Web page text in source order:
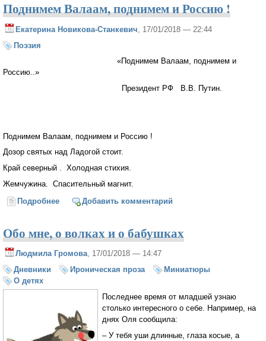
Поднимем Валаам, поднимем и Россию !
Екатерина Новикова-Станкевич , 17/01/2018 — 22:44
Поэзия
«Поднимем Валаам, поднимем и
Россию..»
Президент РФ В.В. Путин.
Поднимем Валаам, поднимем и Россию !
Дозор святых над Ладогой стоит.
Край северный . Холодная стихия.
Жемчужина. Спасительный магнит.
Подробнее о Поднимем Валаам, поднимем и Россию !
Добавить комментарий
Обо мне, о волках и о бабушках
Людмила Громова, 17/01/2018 — 14:47
Дневники
Ироническая проза
Миниатюры
О детях
Последнее время от младшей узнаю
столько интересного о себе. Например, на
днях Оля сообщила:
– У тебя уши длинные, глаза косые, а